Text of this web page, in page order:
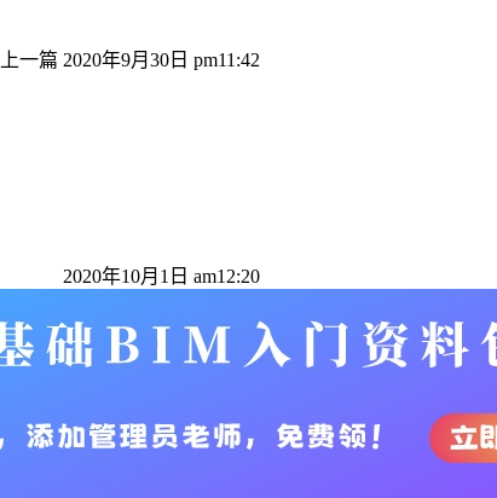
上一篇 2020年9月30日 pm11:42
2020年10月1日 am12:20